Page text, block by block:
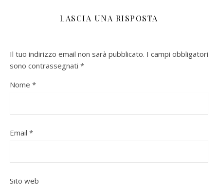
LASCIA UNA RISPOSTA
Il tuo indirizzo email non sarà pubblicato. I campi obbligatori
sono contrassegnati *
Nome *
Email *
Sito web